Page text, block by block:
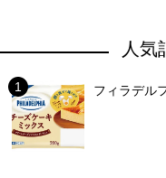
人気
フィラデル